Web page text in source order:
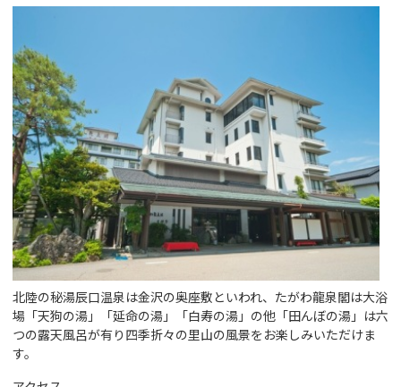
北陸の秘湯辰口温泉は金沢の奥座敷といわれ、たがわ龍泉閣は大浴
場「天狗の湯」「延命の湯」「白寿の湯」の他「田んぼの湯」は六
つの露天風呂が有り四季折々の里山の風景をお楽しみいただけま
す。